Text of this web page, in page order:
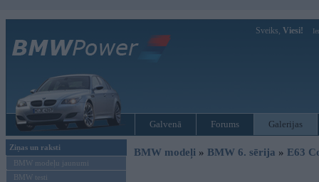
Sveiks, Viesi!
Galvenā Forums Galerijas
Ziņas un raksti
BMW modeļu jaunumi
BMW testi
BMW modeļi » BMW 6. sērija » E63